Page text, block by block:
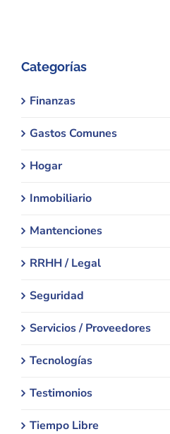
Categorías
Finanzas
Gastos Comunes
Hogar
Inmobiliario
Mantenciones
RRHH / Legal
Seguridad
Servicios / Proveedores
Tecnologías
Testimonios
Tiempo Libre